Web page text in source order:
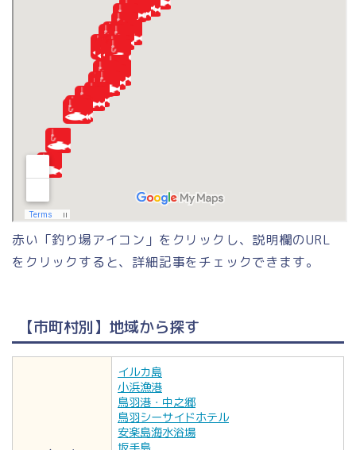
赤い「釣り場アイコン」をクリックし、説明欄のURL
をクリックすると、詳細記事をチェックできます。
【市町村別】地域から探す
イルカ島
小浜漁港
鳥羽港・中之郷
鳥羽シーサイドホテル
安楽島海水浴場